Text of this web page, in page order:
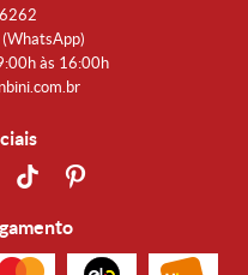
(WhatsApp)
às 16:00h